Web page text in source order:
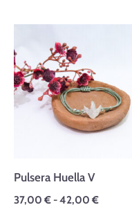
Pulsera Huella V
37,00 €-42,00 €
37,00 €
hasta
42,00 €